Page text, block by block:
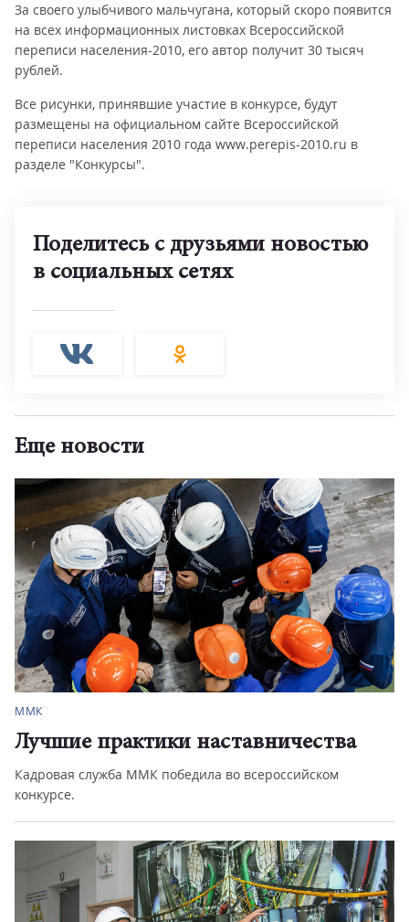
За своего улыбчивого мальчугана, который скоро появится
на всех информационных листовках Всероссийской
переписи населения-2010, его автор получит 30 тысяч
рублей.
Все рисунки, принявшие участие в конкурсе, будут
размещены на официальном сайте Всероссийской
переписи населения 2010 года www.perepis-2010.ru в
разделе "Конкурсы".
Поделитесь с друзьями новостью
в социальных сетях
Еще новости
ММК
Лучшие практики наставничества
Кадровая служба ММК победила во всероссийском
конкурсе.